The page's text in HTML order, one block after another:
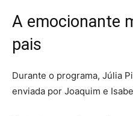
A emocionante
pais
Durante o programa, Júlia
enviada por Joaquim e